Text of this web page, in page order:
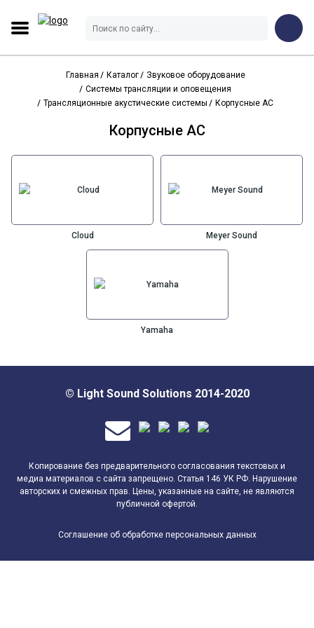
Главная Каталог
Звуковое оборудование
Системы трансляции и оповещения
Трансляционные акустические системы
Корпусные АС
Корпусные АС
Cloud Meyer Sound
Yamaha
© Light Sound Solutions 2014-2020
Копирование без предварительного согласования текстовых и
медиа материалов с сайта запрещено. Статья 146 УК РФ. Нарушение
авторских и смежных прав. Цены, указанные на сайте, не являются
публичной офертой.
Соглашение об обработке персональных данных